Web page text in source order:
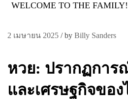
WELCOME TO THE FAMILY!
Eight Scary RENO88 สมัคร
2 เมษายน 2025 / by Billy Sanders
หวย: ปรากฏการ
และเศรษฐกิจของ